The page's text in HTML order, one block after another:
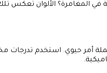
في المغامرة؟ الألوان تعكس
أمر حيوي. استخدم